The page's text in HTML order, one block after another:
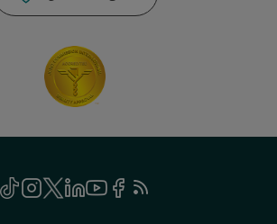
TikTok
Este
enlace
Instagram
Este
enlace
Twitter
Este
enlace
Linkedin
Este
enlace
Youtube
Este
enlace
Facebook
Este
enlace
Feed
Este